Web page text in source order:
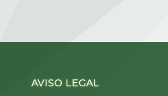
AVISO LEGAL